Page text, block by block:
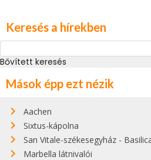
Keresés a hírekben
Bővített keresés
Mások épp ezt nézik
Aachen
Sixtus-kápolna
San Vitale-székesegyház -
Marbella látnivalói